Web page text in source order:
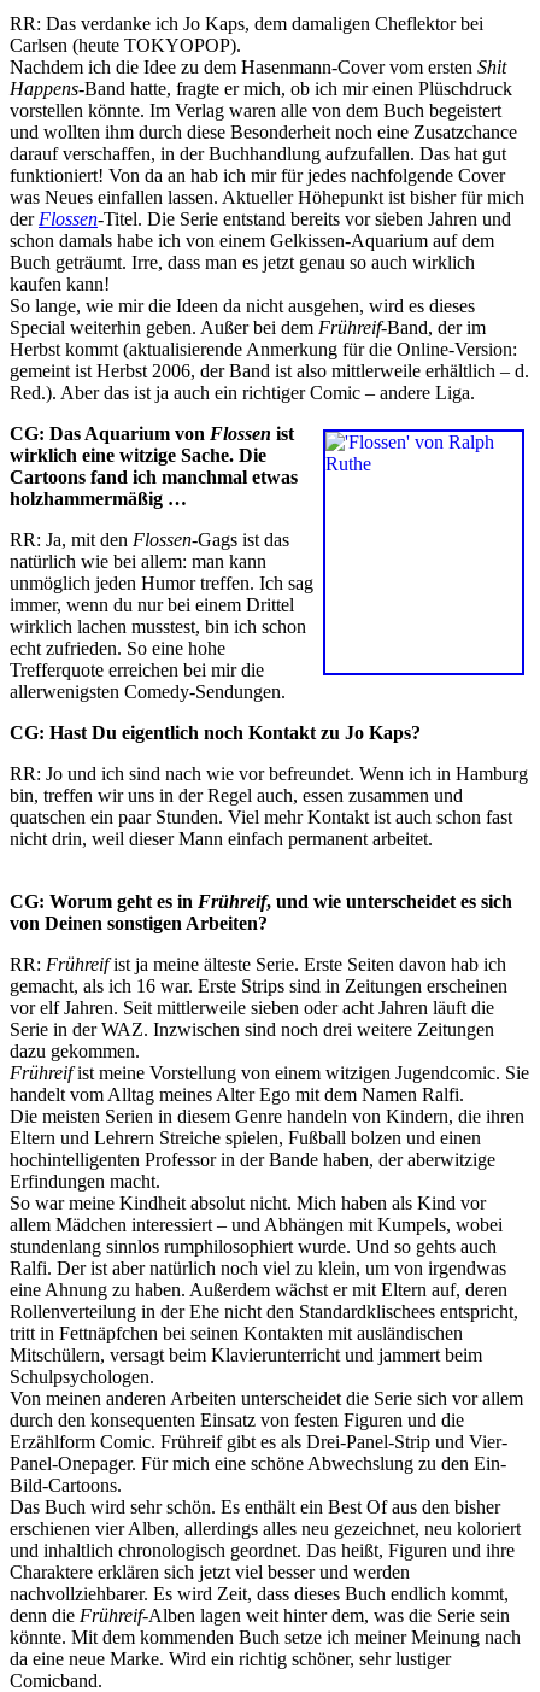
RR: Das verdanke ich Jo Kaps, dem damaligen Cheflektor bei
Carlsen (heute TOKYOPOP).
Nachdem ich die Idee zu dem Hasenmann-Cover vom ersten Shit
Happens-Band hatte, fragte er mich, ob ich mir einen Plüschdruck
vorstellen könnte. Im Verlag waren alle von dem Buch begeistert
und wollten ihm durch diese Besonderheit noch eine Zusatzchance
darauf verschaffen, in der Buchhandlung aufzufallen. Das hat gut
funktioniert! Von da an hab ich mir für jedes nachfolgende Cover
was Neues einfallen lassen. Aktueller Höhepunkt ist bisher für mich
der Flossen-Titel. Die Serie entstand bereits vor sieben Jahren und
schon damals habe ich von einem Gelkissen-Aquarium auf dem
Buch geträumt. Irre, dass man es jetzt genau so auch wirklich
kaufen kann!
So lange, wie mir die Ideen da nicht ausgehen, wird es dieses
Special weiterhin geben. Außer bei dem Frühreif-Band, der im
Herbst kommt (aktualisierende Anmerkung für die Online-Version:
gemeint ist Herbst 2006, der Band ist also mittlerweile erhältlich – d.
Red.). Aber das ist ja auch ein richtiger Comic – andere Liga.
CG: Das Aquarium von Flossen ist
wirklich eine witzige Sache. Die
Cartoons fand ich manchmal etwas
holzhammermäßig …
RR: Ja, mit den Flossen-Gags ist das
natürlich wie bei allem: man kann
unmöglich jeden Humor treffen. Ich sag
immer, wenn du nur bei einem Drittel
wirklich lachen musstest, bin ich schon
echt zufrieden. So eine hohe
Trefferquote erreichen bei mir die
allerwenigsten Comedy-Sendungen.
CG: Hast Du eigentlich noch Kontakt zu Jo Kaps?
RR: Jo und ich sind nach wie vor befreundet. Wenn ich in Hamburg
bin, treffen wir uns in der Regel auch, essen zusammen und
quatschen ein paar Stunden. Viel mehr Kontakt ist auch schon fast
nicht drin, weil dieser Mann einfach permanent arbeitet.
CG: Worum geht es in Frühreif, und wie unterscheidet es sich
von Deinen sonstigen Arbeiten?
RR: Frühreifist ja meine älteste Serie. Erste Seiten davon hab ich
gemacht, als ich 16 war. Erste Strips sind in Zeitungen erscheinen
vor elf Jahren. Seit mittlerweile sieben oder acht Jahren läuft die
Serie in der WAZ. Inzwischen sind noch drei weitere Zeitungen
dazu gekommen.
Frühreifist meine Vorstellung von einem witzigen Jugendcomic. Sie
handelt vom Alltag meines Alter Ego mit dem Namen Ralfi.
Die meisten Serien in diesem Genre handeln von Kindern, die ihren
Eltern und Lehrern Streiche spielen, Fußball bolzen und einen
hochintelligenten Professor in der Bande haben, der aberwitzige
Erfindungen macht.
So war meine Kindheit absolut nicht. Mich haben als Kind vor
allem Mädchen interessiert – und Abhängen mit Kumpels, wobei
stundenlang sinnlos rumphilosophiert wurde. Und so gehts auch
Ralfi. Der ist aber natürlich noch viel zu klein, um von irgendwas
eine Ahnung zu haben. Außerdem wächst er mit Eltern auf, deren
Rollenverteilung in der Ehe nicht den Standardklischees entspricht,
tritt in Fettnäpfchen bei seinen Kontakten mit ausländischen
Mitschülern, versagt beim Klavierunterricht und jammert beim
Schulpsychologen.
Von meinen anderen Arbeiten unterscheidet die Serie sich vor allem
durch den konsequenten Einsatz von festen Figuren und die
Erzählform Comic. Frühreif gibt es als Drei-Panel-Strip und Vier-
Panel-Onepager. Für mich eine schöne Abwechslung zu den Ein-
Bild-Cartoons.
Das Buch wird sehr schön. Es enthält ein Best Of aus den bisher
erschienen vier Alben, allerdings alles neu gezeichnet, neu koloriert
und inhaltlich chronologisch geordnet. Das heißt, Figuren und ihre
Charaktere erklären sich jetzt viel besser und werden
nachvollziehbarer. Es wird Zeit, dass dieses Buch endlich kommt,
denn die Frühreif-Alben lagen weit hinter dem, was die Serie sein
könnte. Mit dem kommenden Buch setze ich meiner Meinung nach
da eine neue Marke. Wird ein richtig schöner, sehr lustiger
Comicband.